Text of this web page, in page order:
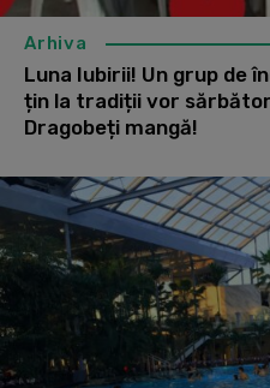
Arhiva
Luna Iubirii! Un grup de
țin la tradiții vor
Dragobeți mangă!